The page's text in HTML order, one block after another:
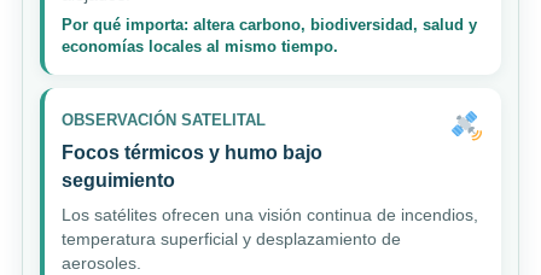
Por qué importa: altera carbono, biodiversidad, salud y
economías locales al mismo tiempo.
OBSERVACIÓN SATELITAL
Focos térmicos y humo bajo
seguimiento
Los satélites ofrecen una visión continua de incendios,
temperatura superficial y desplazamiento de
aerosoles.